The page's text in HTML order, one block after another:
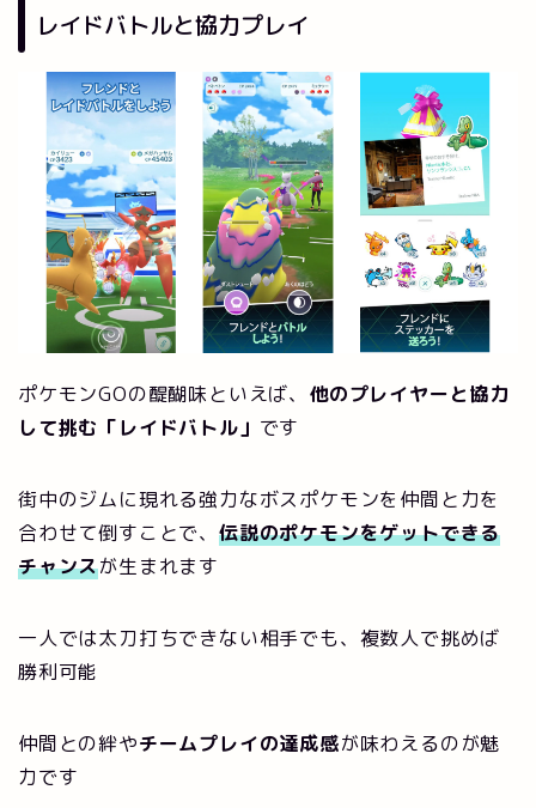
レイドバトルと協力プレイ
ポケモンGOの醍醐味といえば、 他のプレイヤーと協力
して挑む「レイドバトル」 です
街中のジムに現れる強力なボスポケモンを仲間と力を
合わせて倒すことで、 伝説のポケモンをゲットできる
チャンスが生まれます
一人では太刀打ちできない相手でも、複数人で挑めば
勝利可能
仲間との絆やチームプレイの達成感が味わえるのが魅
力です